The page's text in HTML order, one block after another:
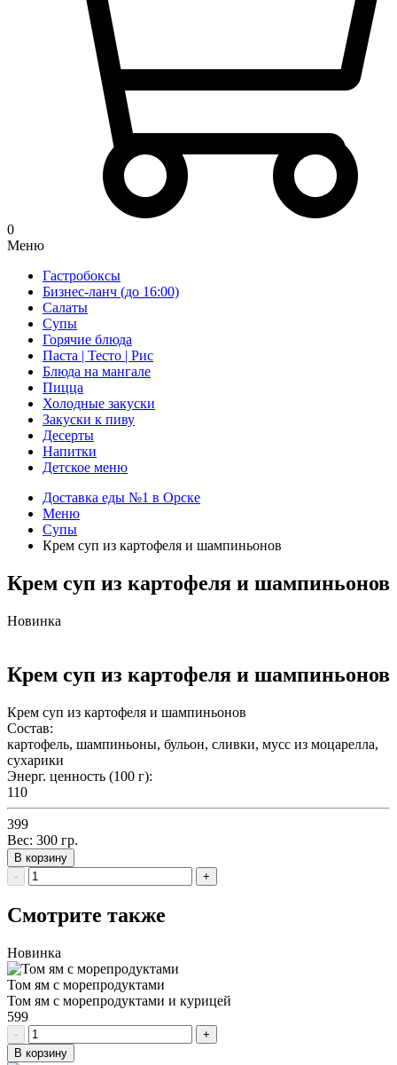
0
Меню
Гастробоксы
Бизнес-ланч (до 16:00)
Салаты
Супы
Горячие блюда
Паста | Тесто | Рис
Блюда на мангале
Пицца
Холодные закуски
Закуски к пиву
Десерты
Напитки
Детское меню
Доставка еды №1 в Орске
Меню
Супы
Крем суп из картофеля и шампиньонов
Крем суп из картофеля и шампиньонов
Новинка
Крем суп из картофеля и шампиньонов
Крем суп из картофеля и шампиньонов
Состав:
картофель, шампиньоны, бульон, сливки, мусс из моцарелла,
сухарики
Энерг. ценность (100 г):
110
399
Вес: 300 гр.
В корзину
-
+
Смотрите также
Новинка
Том ям с морепродуктами
Том ям с морепродуктами и курицей
599
-
+
В корзину